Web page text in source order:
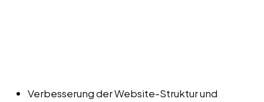
Verbesserung der Website-Struktur und